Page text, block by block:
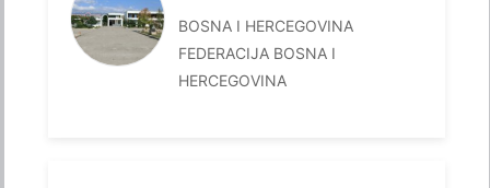
BOSNA I HERCEGOVINA
FEDERACIJA BOSNA I
HERCEGOVINA